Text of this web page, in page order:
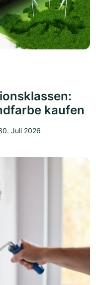
kaufen
Juli 2026